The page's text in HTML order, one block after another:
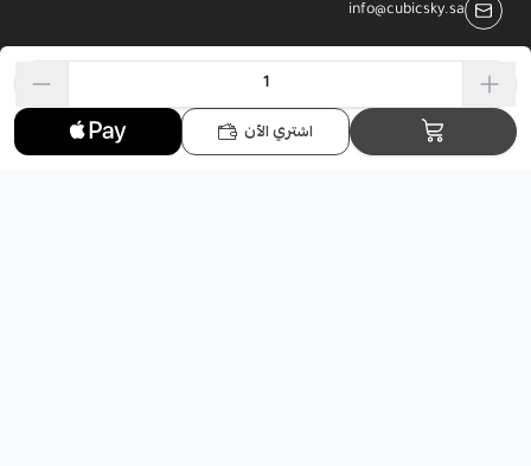
اشتري الآن
info@cubicsky.sa
حسابي
حسابي